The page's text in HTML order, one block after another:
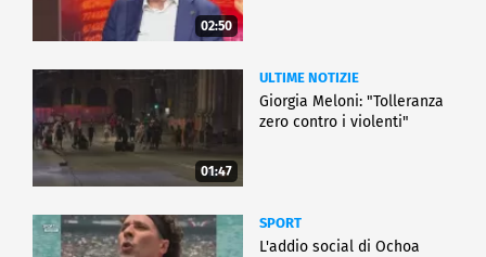
02:50
01:47
ULTIME NOTIZIE
Giorgia Meloni: "Tolleranza
zero contro i violenti"
SPORT
L'addio social di Ochoa